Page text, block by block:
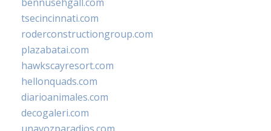
tsecincinnati.com
roderconstructiongroup.com
plazabatai.com
hawkscayresort.com
hellonquads.com
diarioanimales.com
decogaleri.com